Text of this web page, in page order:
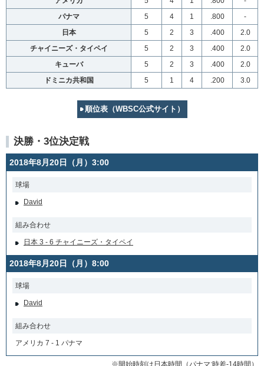
パナマ
5 4 1 .800
-
日本
5 2 3 .400
2.0
チャイニーズ・タイペイ
5 2 3 .400
2.0
キューバ
5 2 3 .400
2.0
ドミニカ共和国
5 1 4 .200 3.0
順位表（WBSC公式サイト）
決勝・3位決定戦
2018年8月20日（月）3:00
球場
David
組み合わせ
日本 3 - 6 チャイニーズ・タイペイ
2018年8月20日（月）8:00
球場
David
組み合わせ
アメリカ 7 - 1 パナマ
※開始時刻は日本時間（パナマ:時差-14時間）